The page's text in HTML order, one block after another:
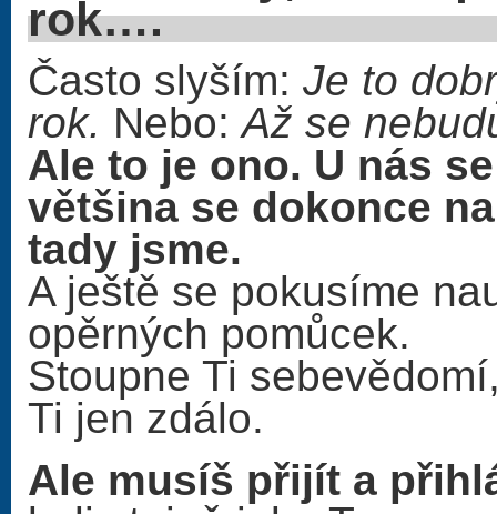
Často slyším: Je to
rok. Nebo:Až se
Ale to je ono. U nás
většina se dokonce
tady jsme.
A ještě se pokusíme
opěrných pomůcek.
Stoupne Ti
Ti jen zdálo.
Ale musíš přijít a